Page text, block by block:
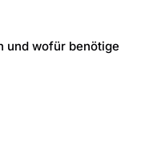
und wofür benötige